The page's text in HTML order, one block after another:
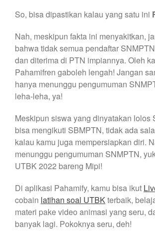
So, bisa dipastikan kalau yang satu ini
Nah, meskipun fakta ini menyakitkan,
bahwa tidak semua pendaftar
dan diterima di PTN impiannya. Oleh
Pahamifren gaboleh lengah! Jangan
hanya menunggu pengumuman
leha-leha, ya!
Meskipun siswa yang dinyatakan lolos
bisa mengikuti SBMPTN, tidak ada
kalau kamu juga mempersiapkan diri.
menunggu pengumuman SNMPTN,
UTBK 2022 bareng Mipi!
Di aplikasi Pahamify, kamu bisa ikut
cobain latihan soal UTBKterbaik,
materi pake video animasi yang seru,
banyak lagi. Pokoknya seru, deh!